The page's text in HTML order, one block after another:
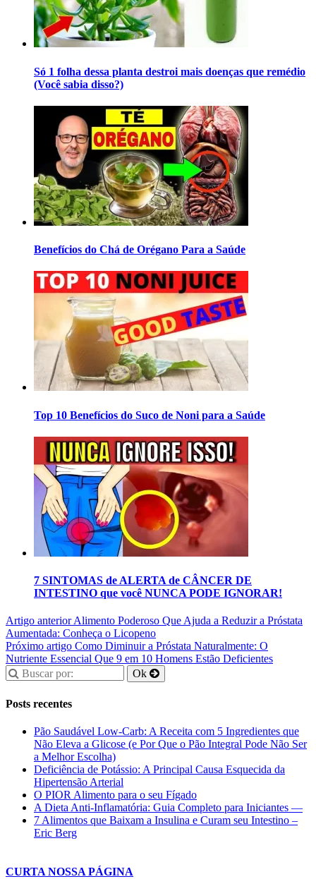
Só 1 folha dessa planta destroi mais doenças que remédio
(Você sabia disso?)
Benefícios do Chá de Orégano Para a Saúde
Top 10 Benefícios do Suco de Noni para a Saúde
7 SINTOMAS de ALERTA de CÂNCER DE
INTESTINO que você NUNCA PODE IGNORAR!
Artigo anteriorAlimento Poderoso Que Ajuda a Reduzir a Próstata
Aumentada: Conheça o Licopeno
Próximo artigo Como Diminuir a Próstata Naturalmente: O
Nutriente Essencial Que 9 em 10 Homens Estão Deficientes
Posts recentes
Pão Saudável Low-Carb: A Receita com 5 Ingredientes que
Não Eleva a Glicose (e Por Que o Pão Integral Pode Não Ser
a Melhor Escolha)
Deficiência de Potássio: A Principal Causa Esquecida da
Hipertensão Arterial
O PIOR Alimento para o seu Fígado
A Dieta Anti-Inflamatória: Guia Completo para Iniciantes —
7 Alimentos que Baixam a Insulina e Curam seu Intestino –
Eric Berg
CURTA NOSSA PÁGINA